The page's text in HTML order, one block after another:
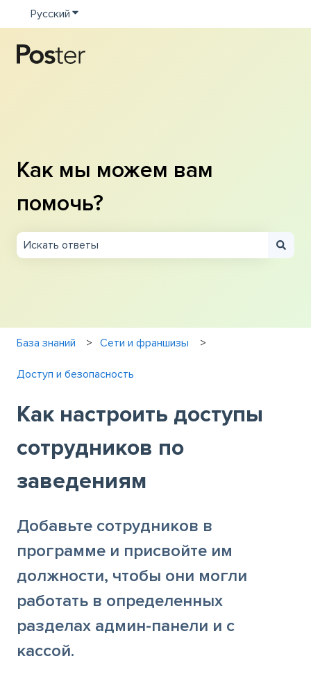
Русский Показать подменю для переводов
Как мы можем вам
помочь?
База знаний Сети и франшизы
Доступ и безопасность
Как настроить доступы
сотрудников по
заведениям
Добавьте сотрудников в
программе и присвойте им
должности, чтобы они могли
работать в определенных
разделах админ-панели и с
кассой.